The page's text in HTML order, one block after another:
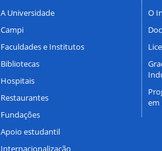
A Universidade
Campi
Faculdades e Institutos
Bibliotecas
Hospitais
Restaurantes
Fundações
Apoio estudantil
Internacionalização
O
em